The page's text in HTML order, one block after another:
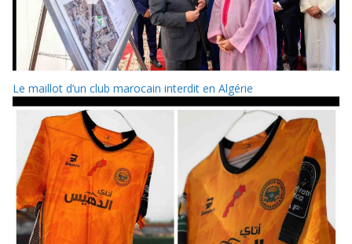
Le maillot d’un club marocain interdit en Algérie